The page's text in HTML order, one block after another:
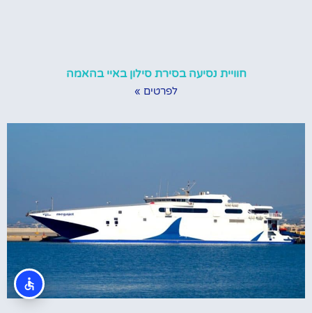
חוויית נסיעה בסירת סילון באיי בהאמה
לפרטים »